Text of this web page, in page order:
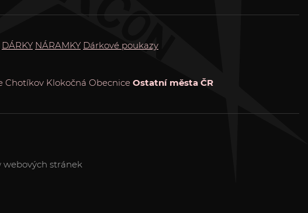
DÁRKY NÁRAMKY Dárkové poukazy
Chotíkov Klokočná Obecnice Ostatní města ČR
webových stránek